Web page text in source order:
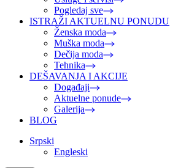
Pogledaj sve
ISTRAŽI AKTUELNU PONUDU
Ženska moda
Muška moda
Dečija moda
Tehnika
DEŠAVANJA I AKCIJE
Događaji
Aktuelne ponude
Galerija
BLOG
Srpski
Engleski